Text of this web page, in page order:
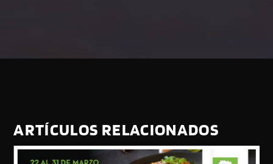
ARTÍCULOS RELACIONADOS